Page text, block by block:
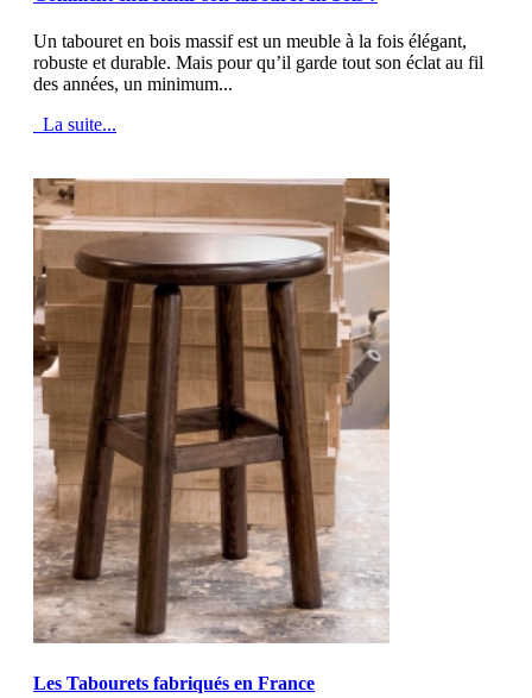
Un tabouret en bois massif est un meuble à la fois élégant,
robuste et durable. Mais pour qu’il garde tout son éclat au fil
des années, un minimum...
La suite...
Les Tabourets fabriqués en France